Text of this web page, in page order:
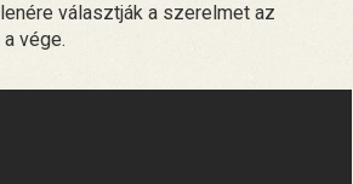
választják a szerelmet az
vége.